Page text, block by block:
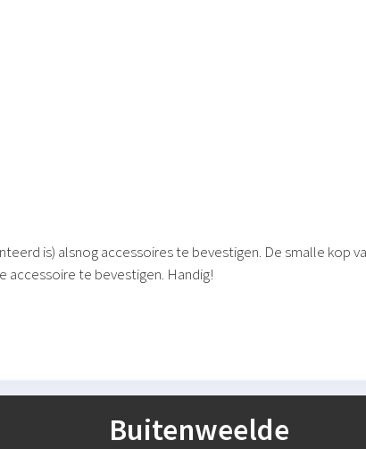
is) alsnog accessoires te bevestigen. De smalle kop
accessoire te bevestigen. Handig!
Buitenweelde